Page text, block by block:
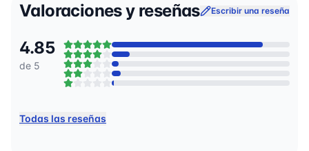
Valoraciones y reseñas Escribir una reseña
4.85
de 5
Todas las reseñas